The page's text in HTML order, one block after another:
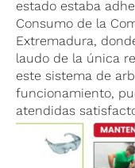
estado estaba
Consumo de la
Extremadura,
laudo de la única
este sistema de
funcionamiento,
atendidas